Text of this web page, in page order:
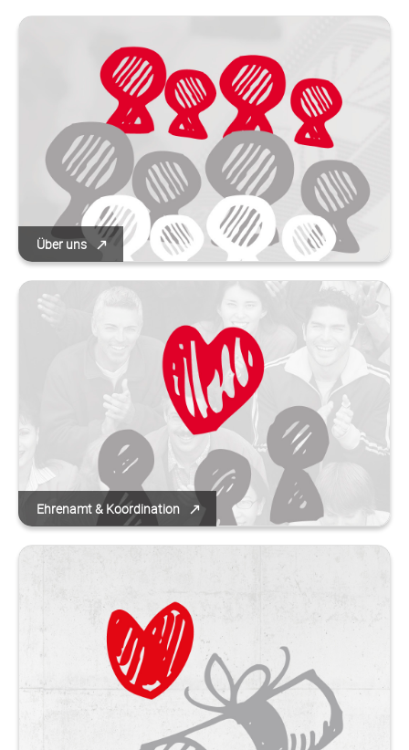
Über uns
Ehrenamt & Koordination